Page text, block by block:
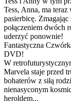
Tess, Anna, ma teraz
pasierbicę.
połączeniem dwóch
uderzyć ponownie!
Fantastyczna
DVD!
W
Marvela staje przed
bohaterów z siłą
nienasyconym
heroldem...